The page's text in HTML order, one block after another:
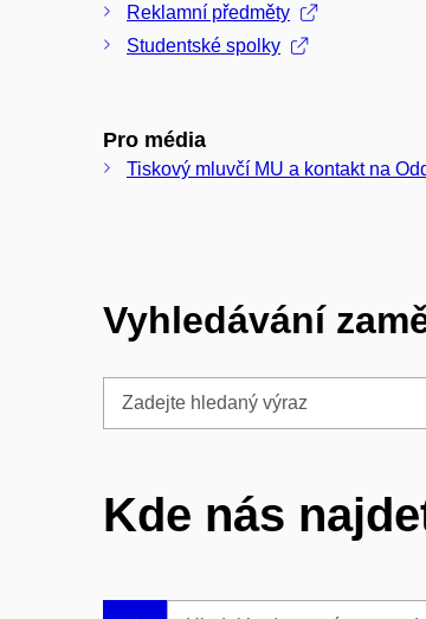
Reklamní předměty
Studentské spolky
Pro média
Tiskový mluvčí MU a kontakt na
Vyhledávání
hledaný
Kde nás